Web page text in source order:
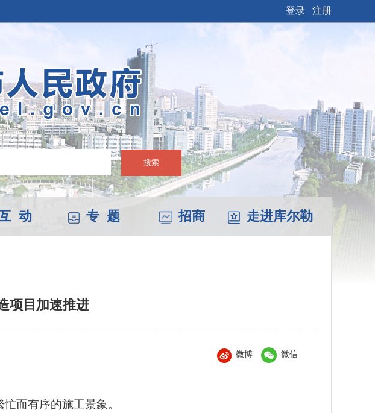
登录 注册
搜索
动 专 题 招商 走进库尔勒
项目加速推进
微博 微信
而有序的施工景象。